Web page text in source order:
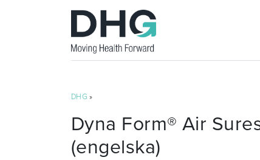
DHG »
Dyna Form® Air
(engelska)